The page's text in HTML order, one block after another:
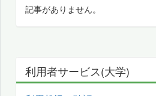
記事がありません。
利用者サービス(大学)